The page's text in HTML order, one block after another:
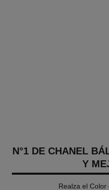
N°1 DE CHANEL
Y
Realza el Color